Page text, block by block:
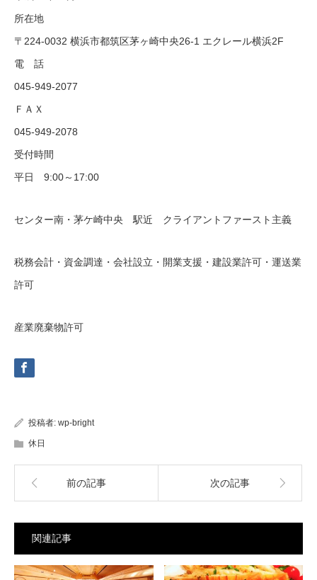
所在地
〒224-0032 横浜市都筑区茅ヶ崎中央26-1 エクレール横浜2F
電 話
045-949-2077
ＦＡＸ
045-949-2078
受付時間
平日 9:00～17:00
センター南・茅ケ崎中央 駅近 クライアントファースト主義
税務会計・資金調達・会社設立・開業支援・建設業許可・運送業
許可
産業廃棄物許可
投稿者: wp-bright
休日
前の記事 次の記事
関連記事